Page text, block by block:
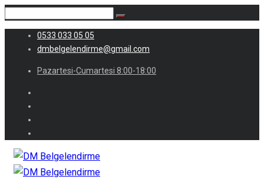
0533 033 05 05
dmbelgelendirme@gmail.com
Pazartesi-Cumartesi 8:00-18:00